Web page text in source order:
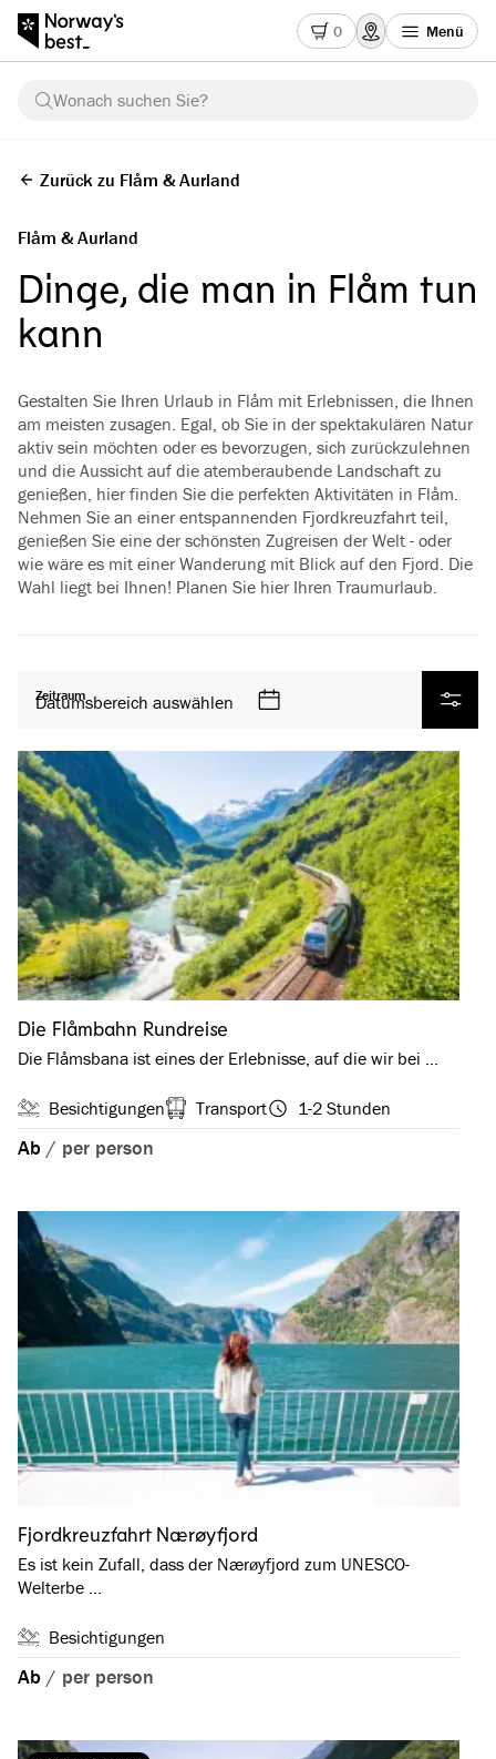
0 Menü
Wonach suchen Sie?
Zurück zu Flåm & Aurland
Flåm & Aurland
Dinge, die man in Flåm tun
kann
Gestalten Sie Ihren Urlaub in Flåm mit Erlebnissen, die Ihnen
am meisten zusagen. Egal, ob Sie in der spektakulären Natur
aktiv sein möchten oder es bevorzugen, sich zurückzulehnen
und die Aussicht auf die atemberaubende Landschaft zu
genießen, hier finden Sie die perfekten Aktivitäten in Flåm.
Nehmen Sie an einer entspannenden Fjordkreuzfahrt teil,
genießen Sie eine der schönsten Zugreisen der Welt - oder
wie wäre es mit einer Wanderung mit Blick auf den Fjord. Die
Wahl liegt bei Ihnen! Planen Sie hier Ihren Traumurlaub.
Filter
Zeitraum
Datumsbereich auswählen
Die Flåmbahn Rundreise
Die Flåmsbana ist eines der Erlebnisse, auf die wir bei …
Besichtigungen Transport 1-2 Stunden
Ab / per person
Fjordkreuzfahrt Nærøyfjord
Es ist kein Zufall, dass der Nærøyfjord zum UNESCO-
Welterbe …
Besichtigungen
Ab / per person